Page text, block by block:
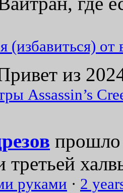
(избавиться)
из
Assassin’s
прошло
руками · 2